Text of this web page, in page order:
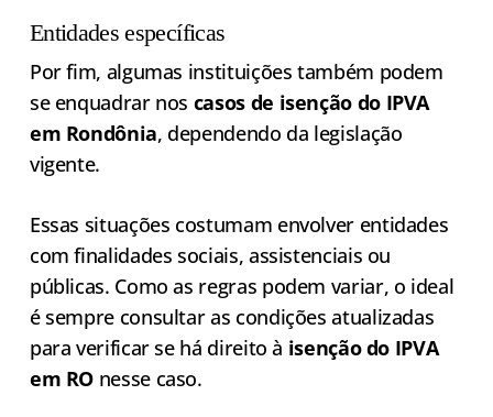
Entidades específicas
Por fim, algumas instituições também podem
se enquadrar nos casos de isenção do IPVA
em Rondônia, dependendo da legislação
vigente.
Essas situações costumam envolver entidades
com finalidades sociais, assistenciais ou
públicas. Como as regras podem variar, o ideal
é sempre consultar as condições atualizadas
para verificar se há direito à isenção do IPVA
em RO nesse caso.